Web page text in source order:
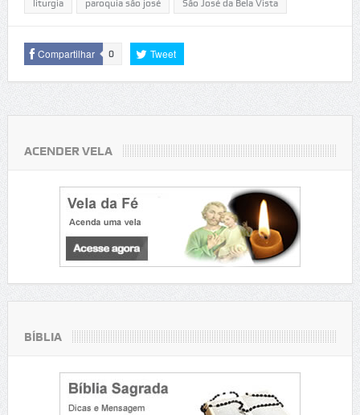
liturgia paroquia são josé São José da Bela Vista
Compartilhar 0 Tweet
ACENDER VELA
BÍBLIA